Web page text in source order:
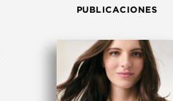
PUBLICACIONES